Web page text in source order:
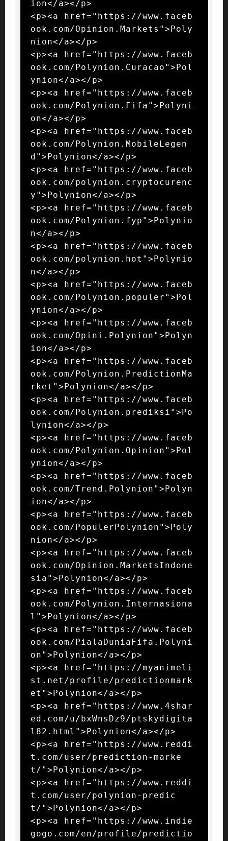
ion</a></p>
<p><a href="https://www.faceb
ook.com/Opinion.Markets">Poly
nion</a></p>
<p><a href="https://www.faceb
ook.com/Polynion.Curacao">Pol
ynion</a></p>
<p><a href="https://www.faceb
ook.com/Polynion.Fifa">Polyni
on</a></p>
<p><a href="https://www.faceb
ook.com/Polynion.MobileLegen
d">Polynion</a></p>
<p><a href="https://www.faceb
ook.com/polynion.cryptocurenc
y">Polynion</a></p>
<p><a href="https://www.faceb
ook.com/Polynion.fyp">Polynio
n</a></p>
<p><a href="https://www.faceb
ook.com/polynion.hot">Polynio
n</a></p>
<p><a href="https://www.faceb
ook.com/Polynion.populer">Pol
ynion</a></p>
<p><a href="https://www.faceb
ook.com/Opini.Polynion">Polyn
ion</a></p>
<p><a href="https://www.faceb
ook.com/Polynion.PredictionMa
rket">Polynion</a></p>
<p><a href="https://www.faceb
ook.com/Polynion.prediksi">Po
lynion</a></p>
<p><a href="https://www.faceb
ook.com/Polynion.Opinion">Pol
ynion</a></p>
<p><a href="https://www.faceb
ook.com/Trend.Polynion">Polyn
ion</a></p>
<p><a href="https://www.faceb
ook.com/PopulerPolynion">Poly
nion</a></p>
<p><a href="https://www.faceb
ook.com/Opinion.MarketsIndone
sia">Polynion</a></p>
<p><a href="https://www.faceb
ook.com/Polynion.Internasiona
l">Polynion</a></p>
<p><a href="https://www.faceb
ook.com/PialaDuniaFifa.Polyni
on">Polynion</a></p>
<p><a href="https://myanimeli
st.net/profile/predictionmark
et">Polynion</a></p>
<p><a href="https://www.4shar
ed.com/u/bxWnsDz9/ptskydigita
l82.html">Polynion</a></p>
<p><a href="https://www.reddi
t.com/user/prediction-marke
t/">Polynion</a></p>
<p><a href="https://www.reddi
t.com/user/polynion-predic
t/">Polynion</a></p>
<p><a href="https://www.indie
gogo.com/en/profile/predictio